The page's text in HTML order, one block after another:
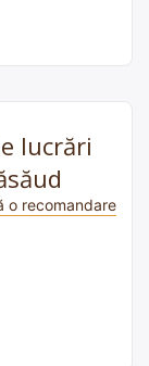
lucrări
o recomandare